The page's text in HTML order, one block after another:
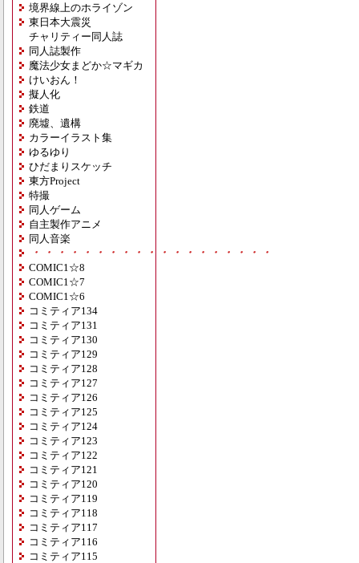
境界線上のホライゾン
東日本大震災
チャリティー同人誌
同人誌製作
魔法少女まどか☆マギカ
けいおん！
擬人化
鉄道
廃墟、遺構
カラーイラスト集
ゆるゆり
ひだまりスケッチ
東方Project
特撮
同人ゲーム
自主製作アニメ
同人音楽
・・・・・・・・・・・・・・・・・・・
COMIC1☆8
COMIC1☆7
COMIC1☆6
コミティア134
コミティア131
コミティア130
コミティア129
コミティア128
コミティア127
コミティア126
コミティア125
コミティア124
コミティア123
コミティア122
コミティア121
コミティア120
コミティア119
コミティア118
コミティア117
コミティア116
コミティア115